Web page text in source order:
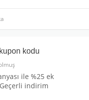
kodu
ile %25 ek
indirim